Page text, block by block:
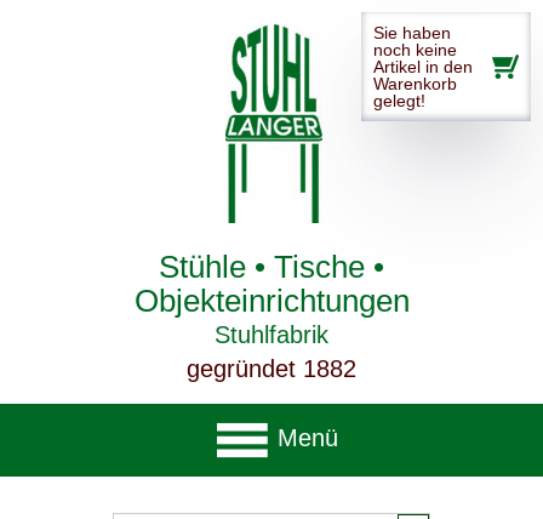
Sie haben
noch keine
Artikel in den
Warenkorb
gelegt!
Stühle • Tische •
Objekteinrichtungen
Stuhlfabrik
gegründet 1882
Menü